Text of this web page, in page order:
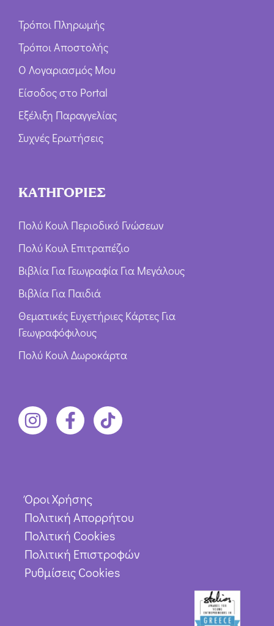
Τρόποι Πληρωμής
Τρόποι Αποστολής
Ο Λογαριασμός Μου
Είσοδος στο Portal
Εξέλιξη Παραγγελίας
Συχνές Ερωτήσεις
ΚΑΤΗΓΟΡΙΕΣ
Πολύ Κουλ Περιοδικό Γνώσεων
Πολύ Κουλ Επιτραπέζιο
Βιβλία Για Γεωγραφία Για Μεγάλους
Βιβλία Για Παιδιά
Θεματικές Ευχετήριες Κάρτες Για
Γεωγραφόφιλους
Πολύ Κουλ Δωροκάρτα
Όροι Χρήσης
Πολιτική Απορρήτου
Πολιτική Cookies
Πολιτική Επιστροφών
Ρυθμίσεις Cookies